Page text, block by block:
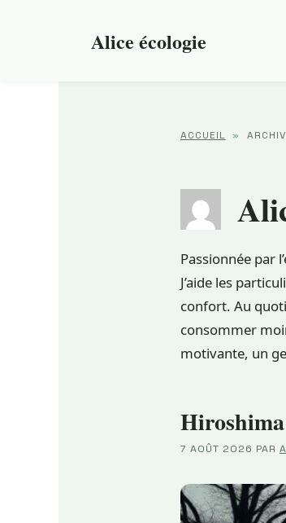
Alice écologie
ACCUEIL »
Passionnée par
J’aide les
confort. Au
consommer
motivante, un
7 AOÛT 2026 PAR